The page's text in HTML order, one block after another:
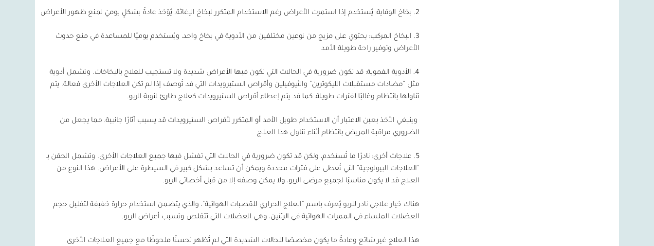
2. بخاخ الوقاية: يُستخدم إذا استمرت الأعراض رغم الاستخدام المتكرر لبخاخ الإغاثة. يُؤخذ عادةً بشكلٍ يوميّ لمنع ظهور الأعراض
3. البخاخ المركب: يحتوي على مزيج من نوعين مختلفين من الأدوية في بخاخ واحد، ويُستخدم يوميًا للمساعدة في منع حدوث
الأعراض وتوفير راحة طويلة الأمد
4. الأدوية الفموية: قد تكون ضرورية في الحالات التي تكون فيها الأعراض شديدة ولا تستجيب للعلاج بالبخاخات. وتشمل أدوية
مثل “مضادات مستقبلات الليكوترين” والثيوفيلين وأقراص الستيرويدات التي قد تُوصف إذا لم تكن العلاجات الأخرى فعالة. يتم
تناولها بانتظام وغالبًا لفترات طويلة، كما قد يتم إعطاء أقراص الستيرويدات كعلاج طارئ لنوبة الربو.
وينبغي الأخذ بعين الاعتبار أن الاستخدام طويل الأمد أو المتكرر لأقراص الستيرويدات قد يسبب آثارًا جانبية، مما يجعل من
الضروري مراقبة المريض بانتظام أثناء تناول هذا العلاج
5. علاجات أخرى: نادرًا ما تُستخدم، ولكن قد تكون ضرورية في الحالات التي تفشل فيها جميع العلاجات الأخرى. وتشمل الحقن بـ
“العلاجات البيولوجية” التي تُعطى على فترات محددة ويمكن أن تساعد بشكل كبير في السيطرة على الأعراض. هذا النوع من
العلاج قد لا يكون مناسبًا لجميع مرضى الربو، ولا يمكن وصفه إلا من قبل أخصائي الربو.
هناك خيار علاجي نادر للربو يُعرف باسم “العلاج الحراري للقصبات الهوائية”، والذي يتضمن استخدام حرارة خفيفة لتقليل حجم
العضلات الملساء في الممرات الهوائية في الرئتين، وهي العضلات التي تتقلص وتسبب أعراض الربو.
هذا العلاج غير شائع وعادةً ما يكون مخصصًا للحالات الشديدة التي لم تُظهر تحسنًا ملحوظًا مع جميع العلاجات الأخرى